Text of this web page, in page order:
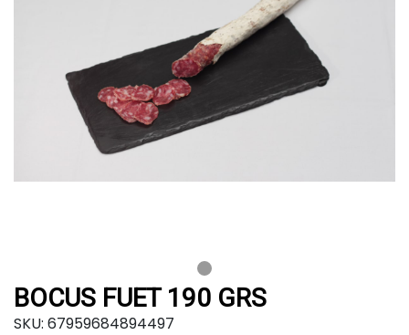
BOCUS FUET 190 GRS
SKU: 67959684894497